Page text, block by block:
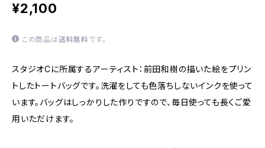
¥2,100
この商品は送料無料です。
スタジオCに所属するアーティスト：前田和樹の描いた絵をプリン
トしたトートバッグです。洗濯をしても色落ちしないインクを使って
います。バッグはしっかりした作りですので、毎日使っても長くご愛
用いただけます。